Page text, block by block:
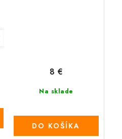
Na sklade
8 €
DO KOŠÍKA